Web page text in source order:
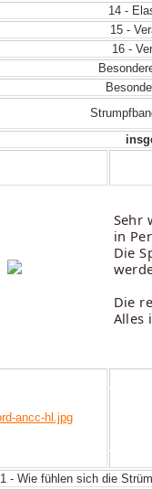
14 -
15 -
16 -
Sehr
in
Die
Die
Alles
1 - Wie fühlen sich die